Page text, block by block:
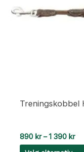
Treningskobbel
890 kr – 1 390 kr